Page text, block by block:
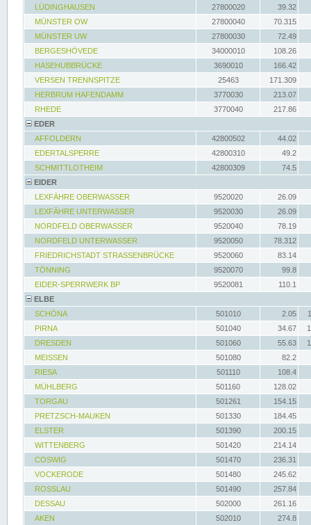
LÜDINGHAUSEN
27800020
39.32
MÜNSTER OW
27800040
70.315
MÜNSTER UW
27800030
72.49
BERGESHÖVEDE
34000010
108.26
HASEHUBBRÜCKE
3690010
166.42
VERSEN TRENNSPITZE
25463
171.309
HERBRUM HAFENDAMM
3770030
213.07
RHEDE
3770040
217.86
EDER
AFFOLDERN
42800502
44.02
EDERTALSPERRE
42800310
49.2
SCHMITTLOTHEIM
42800309
74.5
EIDER
LEXFÄHRE OBERWASSER
9520020
26.09
LEXFÄHRE UNTERWASSER
9520030
26.09
NORDFELD OBERWASSER
9520040
78.19
NORDFELD UNTERWASSER
9520050
78.312
FRIEDRICHSTADT STRASSENBRÜCKE
9520060
83.14
TÖNNING
9520070
99.8
EIDER-SPERRWERK BP
9520081
110.1
ELBE
SCHÖNA
501010 2.05
PIRNA
501040 34.67
DRESDEN
501060 55.63
MEISSEN
501080
82.2
RIESA
501110
108.4
MÜHLBERG
501160
128.02
TORGAU
501261
154.15
PRETZSCH-MAUKEN
501330
184.45
ELSTER
501390
200.15
WITTENBERG
501420
214.14
COSWIG
501470
236.31
VOCKERODE
501480
245.62
ROSSLAU
501490
257.84
DESSAU
502000
261.16
AKEN
502010
274.8